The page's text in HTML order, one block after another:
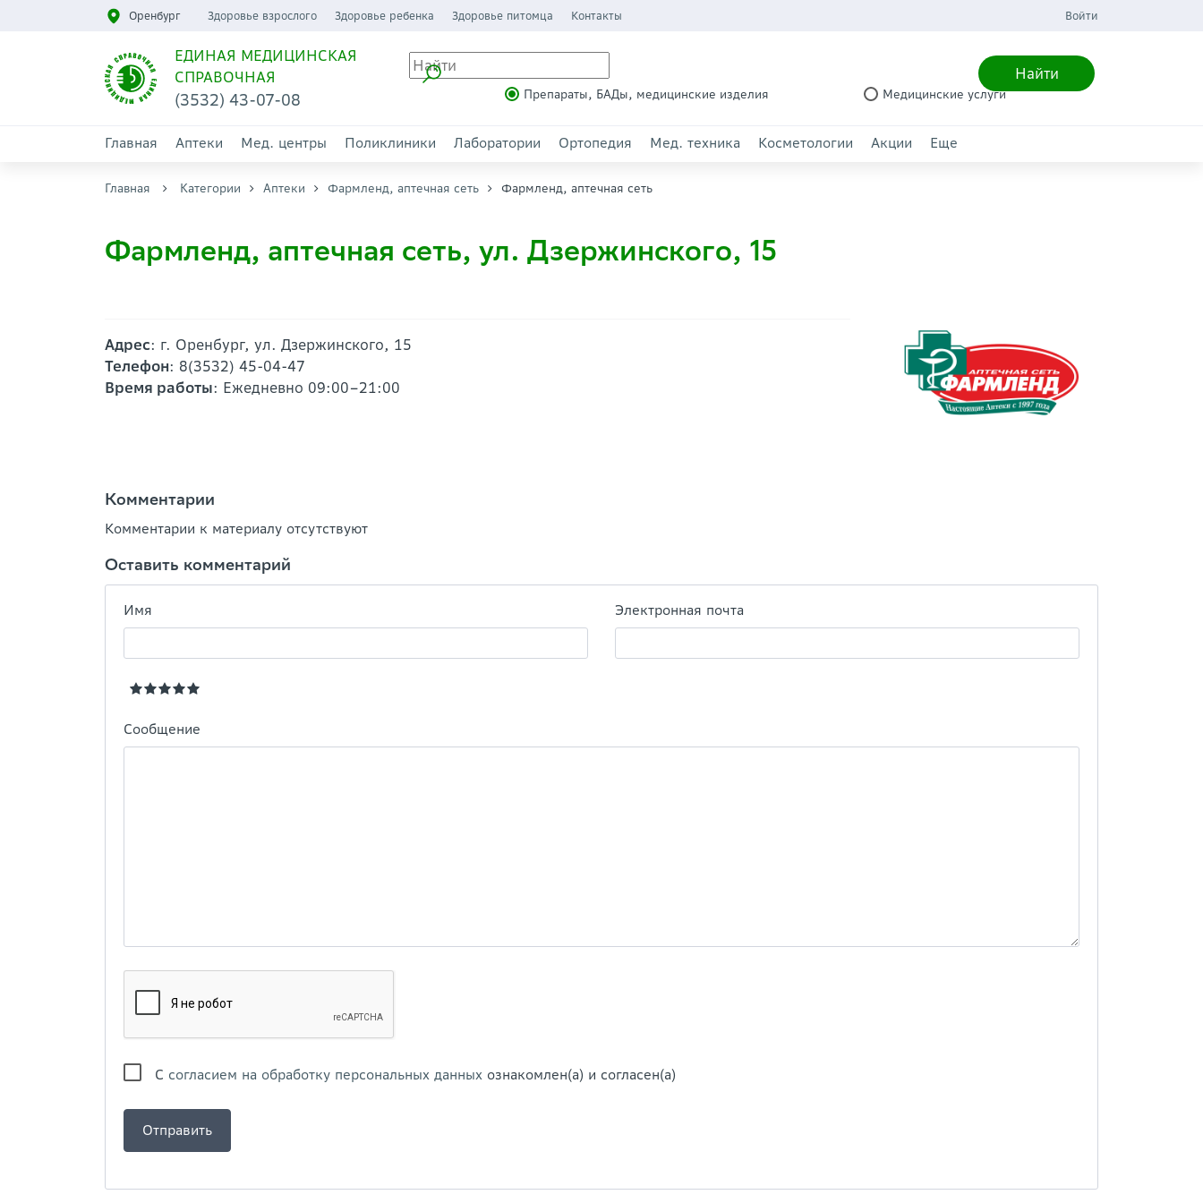
Оренбург Здоровье взрослого Здоровье ребенка Здоровье питомца Контакты Войти
ЕДИНАЯ МЕДИЦИНСКАЯ
СПРАВОЧНАЯ
(3532) 43-07-08
Найти
Препараты, БАДы, медицинские изделия Медицинские услуги
Главная Аптеки Мед. центры Поликлиники Лаборатории Ортопедия Мед. техника Косметологии Акции Еще
Главная Категории Аптеки Фармленд, аптечная сеть Фармленд, аптечная сеть
Фармленд, аптечная сеть, ул. Дзержинского, 15
Адрес: г. Оренбург, ул. Дзержинского, 15
Телефон: 8(3532) 45-04-47
Время работы: Ежедневно 09:00–21:00
Комментарии
Комментарии к материалу отсутствуют
Оставить комментарий
Имя Электронная почта
Сообщение
С согласием на обработку персональных данных ознакомлен(а) и согласен(а)